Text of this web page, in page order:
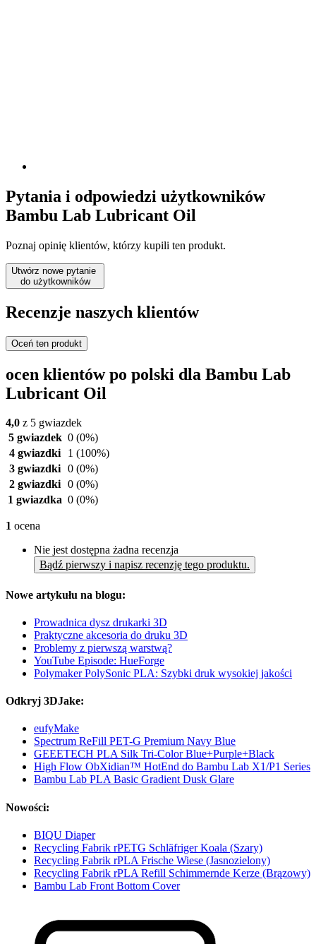
Pytania i odpowiedzi użytkowników
Bambu Lab Lubricant Oil
Poznaj opinię klientów, którzy kupili ten produkt.
Utwórz nowe pytanie
do użytkowników
Recenzje naszych klientów
Oceń ten produkt
ocen klientów po polski dla Bambu Lab
Lubricant Oil
4,0 z 5 gwiazdek
5 gwiazdek 0 (0%)
4 gwiazdki
1 (100%)
3 gwiazdki 0 (0%)
2 gwiazdki 0 (0%)
1 gwiazdka 0 (0%)
1 ocena
Nie jest dostępna żadna recenzja
Bądź pierwszy i napisz recenzję tego produktu.
Nowe artykułu na blogu:
Prowadnica dysz drukarki 3D
Praktyczne akcesoria do druku 3D
Problemy z pierwszą warstwą?
YouTube Episode: HueForge
Polymaker PolySonic PLA: Szybki druk wysokiej jakości
Odkryj 3DJake:
eufyMake
Spectrum ReFill PET-G Premium Navy Blue
GEEETECH PLA Silk Tri-Color Blue+Purple+Black
High Flow ObXidian™ HotEnd do Bambu Lab X1/P1 Series
Bambu Lab PLA Basic Gradient Dusk Glare
Nowości:
BIQU Diaper
Recycling Fabrik rPETG Schläfriger Koala (Szary)
Recycling Fabrik rPLA Frische Wiese (Jasnozielony)
Recycling Fabrik rPLA Refill Schimmernde Kerze (Brązowy)
Bambu Lab Front Bottom Cover